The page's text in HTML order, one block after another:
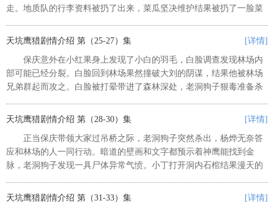
走。地质队的行李资料被扔了出来，菜瓜坚决维护结果被扔了一脸菜
窜。保庆帅气凌空一脚将怪物踢倒，...
天坑鹰猎剧情介绍 第（25-27）集 [详情]
保庆意外在小红果身上发现了小白的羽毛，白脸调查发现林场内
部可能已经分裂。白脸回到林场果然撞破大刘的阴谋，结果他被林场
兄弟群起而攻之。白脸被打晕带进了森林深处，老洞狗子狠毒准备杀
屋救人，老洞狗子情急刺死白脸...
天坑鹰猎剧情介绍 第（28-30）集 [详情]
正当保庆带领大家过吊桥之际，老洞狗子突然杀出，杨烨无奈答
应和林场的人一同行动。暗道的壁画和文字都预示着神鹰能找到金
脉，老洞狗子发现一具尸体异常气愤。小丁打开洞内石棺结果漫天的
内的石柱快速运动将里边填满，保...
天坑鹰猎剧情介绍 第（31-33）集 [详情]